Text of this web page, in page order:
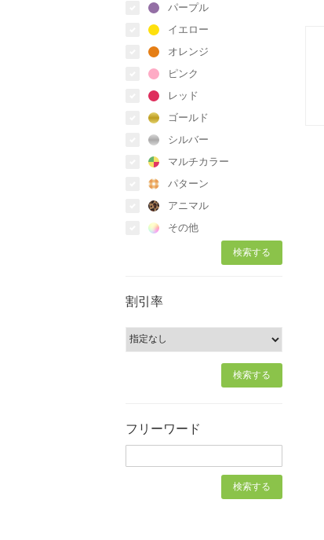
パープル
イエロー
オレンジ
ピンク
レッド
ゴールド
シルバー
マルチカラー
パターン
アニマル
その他
割引率
フリーワード